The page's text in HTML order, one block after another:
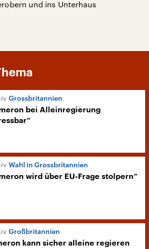
und ins Unterhaus
Grossbritannien
bei Alleinregierung
Wahl in Grossbritannien
wird über EU-Frage stolpern“
Großbritannien
kann sicher alleine regieren